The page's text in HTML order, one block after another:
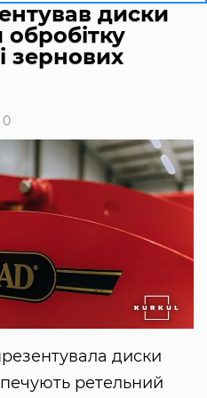
диски
зернових
0
диски
ретельний